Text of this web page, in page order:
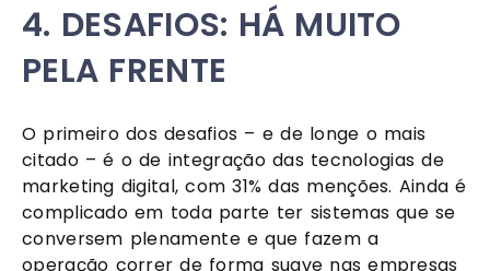
4. DESAFIOS: HÁ MUITO
PELA FRENTE
O primeiro dos desafios – e de longe o mais
citado – é o de integração das tecnologias de
marketing digital, com 31% das menções. Ainda é
complicado em toda parte ter sistemas que se
conversem plenamente e que fazem a
operação correr de forma suave nas empresas